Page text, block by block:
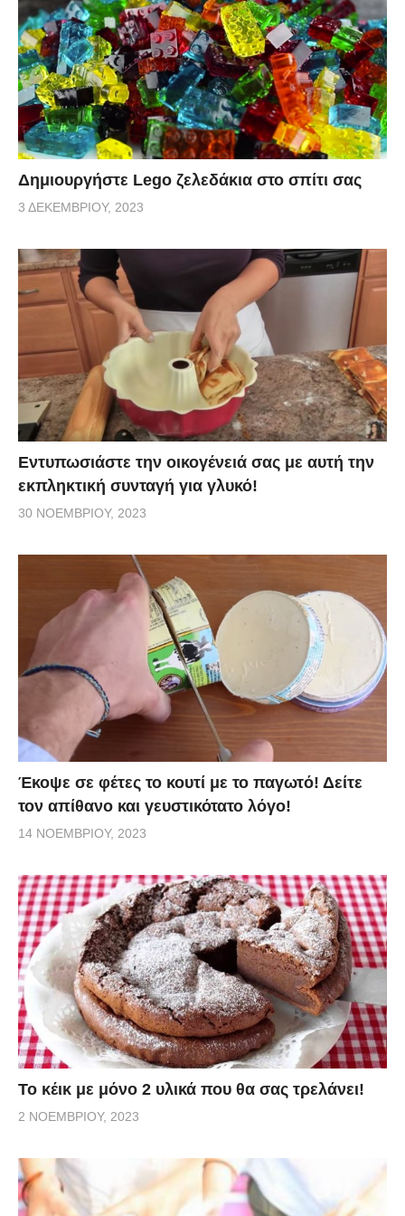
Δημιουργήστε Lego ζελεδάκια στο σπίτι σας
3 ΔΕΚΕΜΒΡΊΟΥ, 2023
Εντυπωσιάστε την οικογένειά σας με αυτή την
εκπληκτική συνταγή για γλυκό!
30 ΝΟΕΜΒΡΊΟΥ, 2023
Έκοψε σε φέτες το κουτί με το παγωτό! Δείτε
τον απίθανο και γευστικότατο λόγο!
14 ΝΟΕΜΒΡΊΟΥ, 2023
Το κέικ με μόνο 2 υλικά που θα σας τρελάνει!
2 ΝΟΕΜΒΡΊΟΥ, 2023